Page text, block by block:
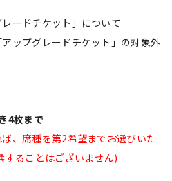
ードチケット」について
ップグレードチケット」の対象外
4枚まで
、席種を第2希望までお選びいた
することはございません)